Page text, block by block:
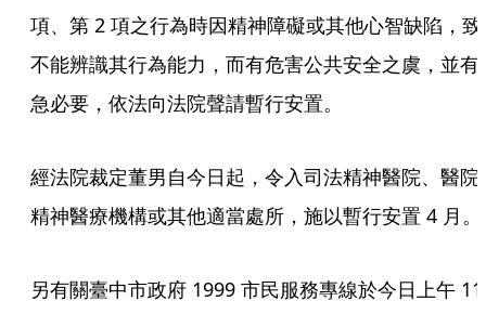
項、第 2 項之行為時因精神障礙或其他心智缺陷，致
不能辨識其行為能力，而有危害公共安全之虞，並有
急必要，依法向法院聲請暫行安置。
經法院裁定董男自今日起，令入司法精神醫院、醫院
精神醫療機構或其他適當處所，施以暫行安置 4 月。
另有關臺中市政府 1999 市民服務專線於今日上午 11